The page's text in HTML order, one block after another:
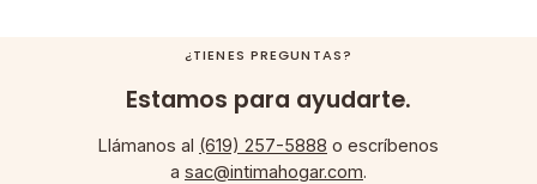
¿TIENES PREGUNTAS?
Estamos para ayudarte.
Llámanos al (619) 257-5888 o escríbenos
a sac@intimahogar.com.